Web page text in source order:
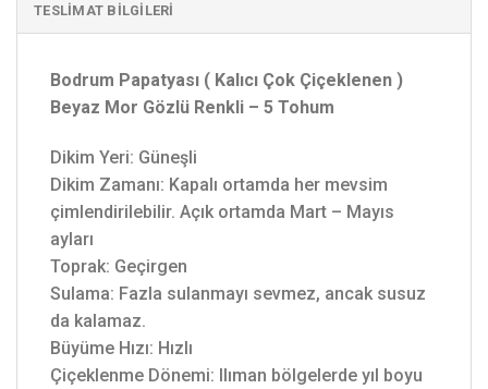
TESLIMAT BILGILERI
Bodrum Papatyası ( Kalıcı Çok Çiçeklenen )
Beyaz Mor Gözlü Renkli – 5 Tohum
Dikim Yeri: Güneşli
Dikim Zamanı: Kapalı ortamda her mevsim
çimlendirilebilir. Açık ortamda Mart – Mayıs
ayları
Toprak: Geçirgen
Sulama: Fazla sulanmayı sevmez, ancak susuz
da kalamaz.
Büyüme Hızı: Hızlı
Çiçeklenme Dönemi: Ilıman bölgelerde yıl boyu